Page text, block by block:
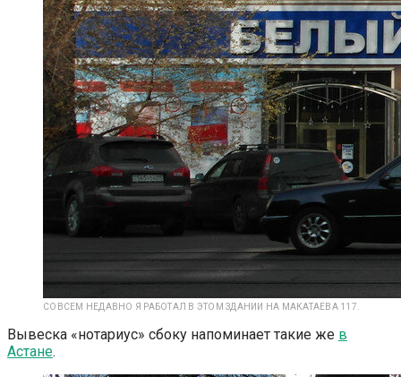
СОВСЕМ НЕДАВНО Я РАБОТАЛ В ЭТОМ ЗДАНИИ НА МАКАТАЕВА 117.
Вывеска «нотариус» сбоку напоминает такие же в
Астане.